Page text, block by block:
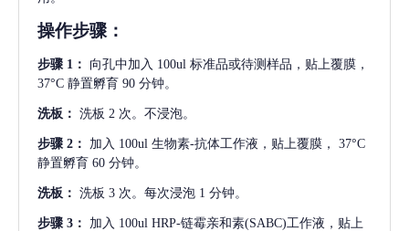
操作步骤：
步骤 1： 向孔中加入 100ul 标准品或待测样品，贴上覆膜，
37°C 静置孵育 90 分钟。
洗板： 洗板 2 次。不浸泡。
步骤 2： 加入 100ul 生物素-抗体工作液，贴上覆膜， 37°C
静置孵育 60 分钟。
洗板： 洗板 3 次。每次浸泡 1 分钟。
步骤 3： 加入 100ul HRP-链霉亲和素(SABC)工作液，贴上